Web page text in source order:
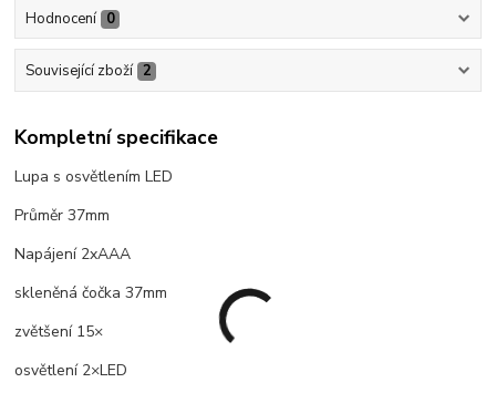
Hodnocení 0
Související zboží 2
Kompletní specifikace
Lupa s osvětlením LED
Průměr 37mm
Napájení 2xAAA
skleněná čočka 37mm
zvětšení 15×
osvětlení 2×LED